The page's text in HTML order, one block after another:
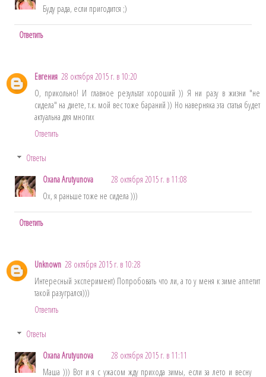
Буду рада, если пригодится ;)
Ответить
Евгения 28 октября 2015 г. в 10:20
О, прикольно! И главное результат хороший )) Я ни разу в жизни "не
сидела" на диете, т.к. мой вес тоже бараний )) Но наверняка эта статья будет
актуальна для многих
Ответить
Ответы
Oxana Arutyunova
28 октября 2015 г. в 11:08
Ох, я раньше тоже не сидела )))
Ответить
Unknown 28 октября 2015 г. в 10:28
Интересный эксперимент) Попробовать что ли, а то у меня к зиме аппетит
такой разугрался)))
Ответить
Ответы
Oxana Arutyunova
28 октября 2015 г. в 11:11
Маша ))) Вот и я с ужасом жду прихода зимы, если за лето и весну